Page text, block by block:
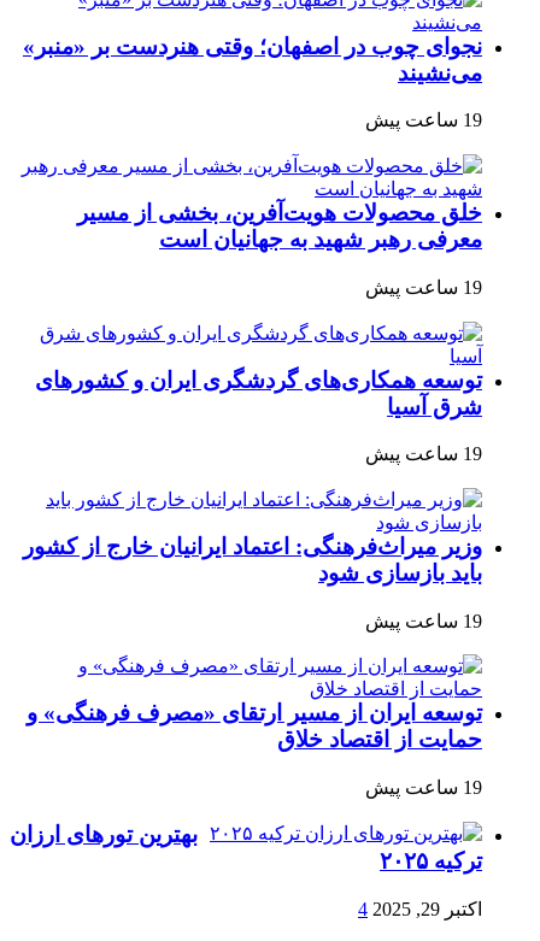
نجوای چوب در اصفهان؛ وقتی هنردست بر «منبر»
می‌نشیند
19 ساعت پیش
خلق محصولات هویت‌آفرین، بخشی از مسیر
معرفی رهبر شهید به جهانیان است
19 ساعت پیش
توسعه همکاری‌های گردشگری ایران و کشورهای
شرق آسیا
19 ساعت پیش
وزیر میراث‌فرهنگی: اعتماد ایرانیان خارج از کشور
باید بازسازی شود
19 ساعت پیش
توسعه ایران از مسیر ارتقای «مصرف فرهنگی» و
حمایت از اقتصاد خلاق
19 ساعت پیش
بهترین تورهای ارزان
ترکیه ۲۰۲۵
اکتبر 29, 2025 4